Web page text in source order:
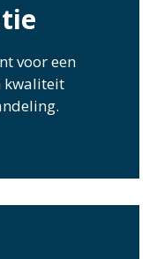
voor een
kwaliteit